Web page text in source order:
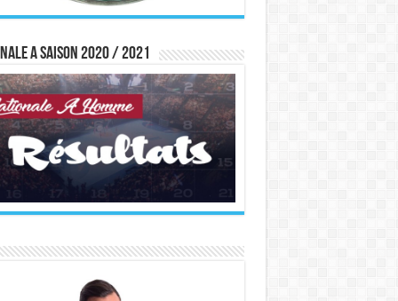
A saison 2020 / 2021